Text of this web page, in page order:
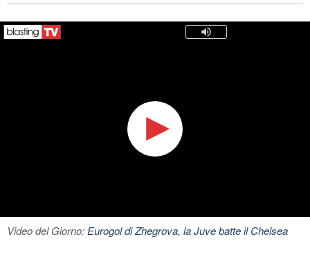
Video del Giorno:Eurogol di Zhegrova, la Juve batte il Chelsea